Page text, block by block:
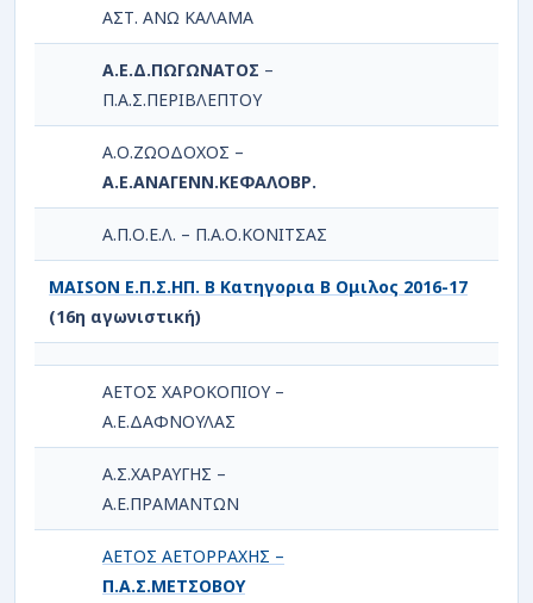
ΑΣΤ. ΑΝΩ ΚΑΛΑΜΑ
Α.Ε.Δ.ΠΩΓΩΝΑΤΟΣ –
Π.Α.Σ.ΠΕΡΙΒΛΕΠΤΟΥ
Α.Ο.ΖΩΟΔΟΧΟΣ –
Α.Ε.ΑΝΑΓΕΝΝ.ΚΕΦΑΛΟΒΡ.
Α.Π.Ο.Ε.Λ. – Π.Α.Ο.ΚΟΝΙΤΣΑΣ
MAISON Ε.Π.Σ.ΗΠ. Β Κατηγορια Β Ομιλος 2016-17
(16η αγωνιστική)
ΑΕΤΟΣ ΧΑΡΟΚΟΠΙΟΥ –
Α.Ε.ΔΑΦΝΟΥΛΑΣ
Α.Σ.ΧΑΡΑΥΓΗΣ –
Α.Ε.ΠΡΑΜΑΝΤΩΝ
ΑΕΤΟΣ ΑΕΤΟΡΡΑΧΗΣ –
Π.Α.Σ.ΜΕΤΣΟΒΟΥ